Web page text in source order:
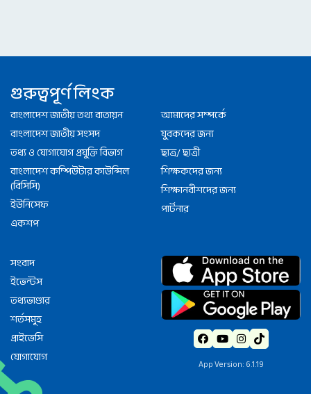
গুরুত্বপূর্ণ লিংক
বাংলাদেশ জাতীয় তথ্য বাতায়ন
বাংলাদেশ জাতীয় সংসদ
তথ্য ও যোগাযোগ প্রযুক্তি বিভাগ
বাংলাদেশ কম্পিউটার কাউন্সিল
(বিসিসি)
ইউনিসেফ
একশপ
আমাদের সম্পর্কে
যুবকদের জন্য
ছাত্র/ ছাত্রী
শিক্ষকদের জন্য
শিক্ষানবীশদের জন্য
পার্টনার
সংবাদ
ইভেন্টস
তথ্যভাণ্ডার
শর্তসমূহ
প্রাইভেসি
যোগাযোগ
App Version: 6.1.19